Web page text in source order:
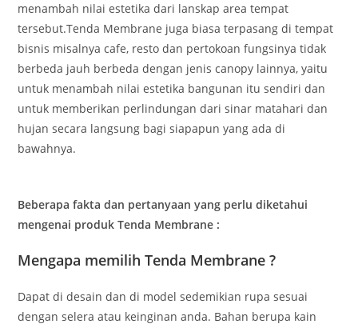
menambah nilai estetika dari lanskap area tempat
tersebut.Tenda Membrane juga biasa terpasang di tempat
bisnis misalnya cafe, resto dan pertokoan fungsinya tidak
berbeda jauh berbeda dengan jenis canopy lainnya, yaitu
untuk menambah nilai estetika bangunan itu sendiri dan
untuk memberikan perlindungan dari sinar matahari dan
hujan secara langsung bagi siapapun yang ada di
bawahnya.
Beberapa fakta dan pertanyaan yang perlu diketahui
mengenai produk Tenda Membrane :
Mengapa memilih Tenda Membrane ?
Dapat di desain dan di model sedemikian rupa sesuai
dengan selera atau keinginan anda. Bahan berupa kain